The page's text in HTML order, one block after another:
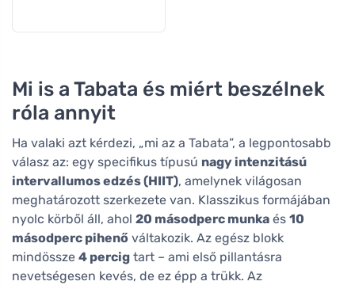
Mi is a Tabata és miért beszélnek
róla annyit
Ha valaki azt kérdezi, „mi az a Tabata”, a legpontosabb
válasz az: egy specifikus típusú nagy intenzitású
intervallumos edzés (HIIT), amelynek világosan
meghatározott szerkezete van. Klasszikus formájában
nyolc körből áll, ahol 20 másodperc munka és 10
másodperc pihenő váltakozik. Az egész blokk
mindössze 4 percig tart – ami első pillantásra
nevetségesen kevés, de ez épp a trükk. Az